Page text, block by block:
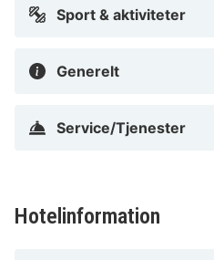
Sport & aktiviteter
Generelt
Service/Tjenester
Hotelinformation